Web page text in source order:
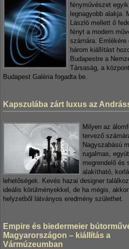
fényművészet
legnagyobb alakja.
László mellett ő
fényt a modern
számára. Emlékére
három kiállítást
Budapestre a
Társaság, a
Budapest Galéria fogadta be.
Kapszulába zárt luxus az
Milyen az
tervező
Nagyszabású
rugalmas,
megrendelő és
alakítható,
lehetőségek. Kevés hazai designer
ideális körülményekkel, de ha mégis,
helyzetből látványos eredmény születhet.
Empire és biedermeier
Magyarországon – kiállítás a
Vármúzeumban